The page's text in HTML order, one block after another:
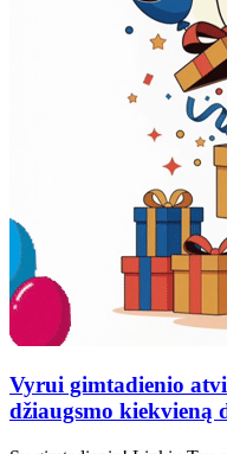
Vyrui gimtadienio
džiaugsmo kiekvieną